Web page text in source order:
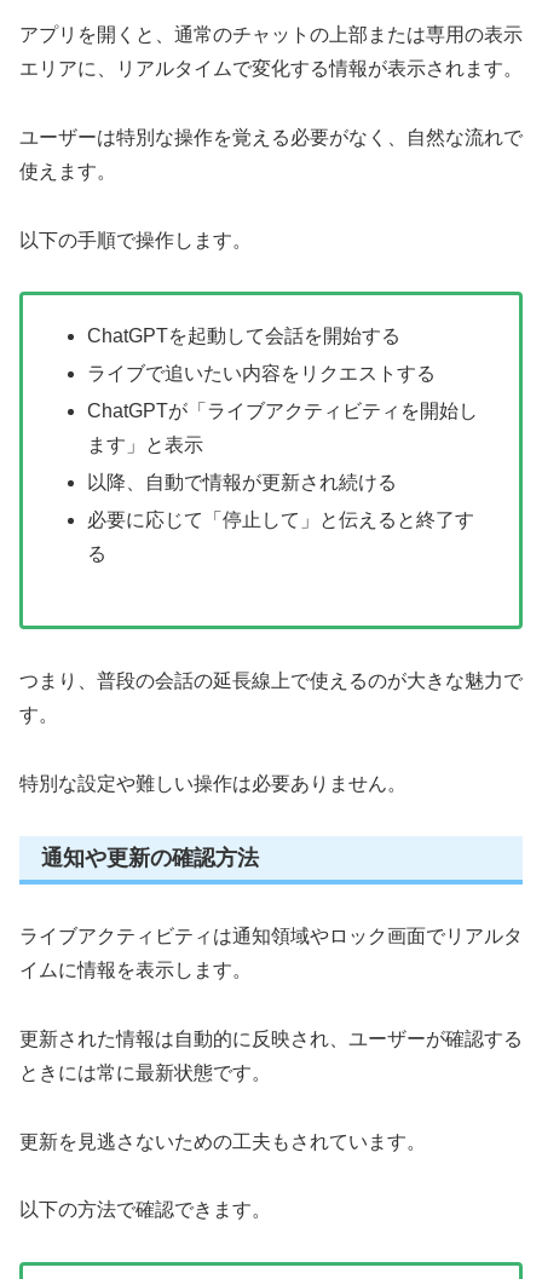
アプリを開くと、通常のチャットの上部または専用の表示
エリアに、リアルタイムで変化する情報が表示されます。
ユーザーは特別な操作を覚える必要がなく、自然な流れで
使えます。
以下の手順で操作します。
ChatGPTを起動して会話を開始する
ライブで追いたい内容をリクエストする
ChatGPTが「ライブアクティビティを開始し
ます」と表示
以降、自動で情報が更新され続ける
必要に応じて「停止して」と伝えると終了す
る
つまり、普段の会話の延長線上で使えるのが大きな魅力で
す。
特別な設定や難しい操作は必要ありません。
通知や更新の確認方法
ライブアクティビティは通知領域やロック画面でリアルタ
イムに情報を表示します。
更新された情報は自動的に反映され、ユーザーが確認する
ときには常に最新状態です。
更新を見逃さないための工夫もされています。
以下の方法で確認できます。